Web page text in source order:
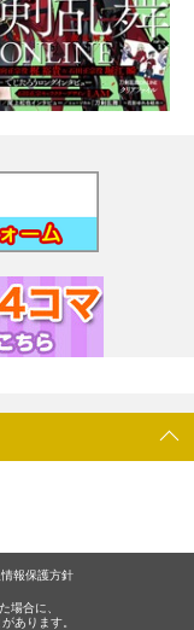
報保護方針
場合に、
あります。